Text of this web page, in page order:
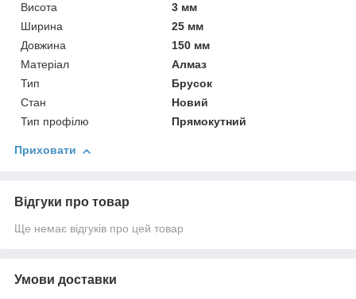
Висота
3 мм
Ширина
25 мм
Довжина
150 мм
Матеріал
Алмаз
Тип
Брусок
Стан
Новий
Тип профілю
Прямокутний
Приховати
Відгуки про товар
Ще немає відгуків про цей товар
Умови доставки